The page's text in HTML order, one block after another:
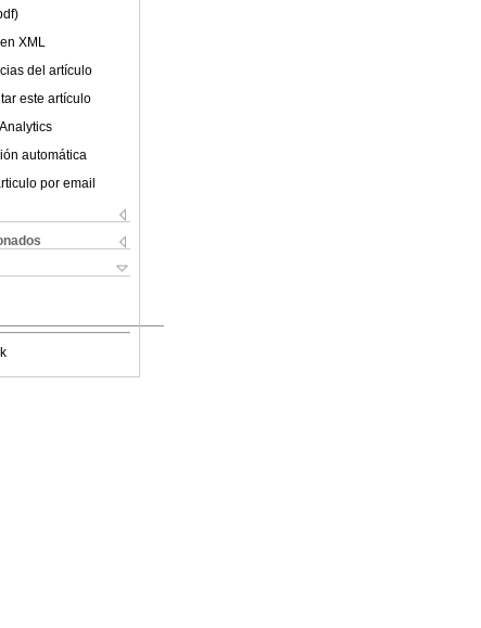
XML
del artículo
este artículo
automática
por email